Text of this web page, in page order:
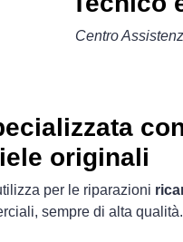
Centro
originali
per le riparazioni
sempre di alta qualità.